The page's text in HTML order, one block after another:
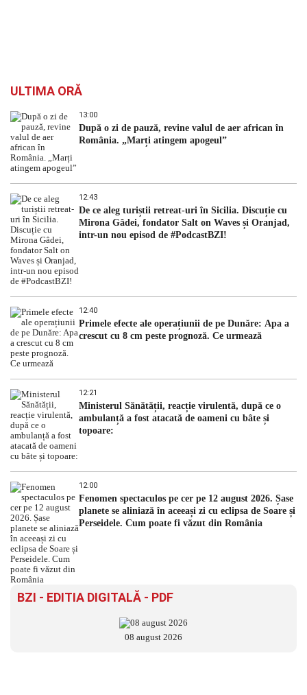
ULTIMA ORĂ
13:00
După o zi de pauză, revine valul de aer african în
România. „Marți atingem apogeul”
12:43
De ce aleg turiștii retreat-uri în Sicilia. Discuție cu
Mirona Gâdei, fondator Salt on Waves și Oranjad,
intr-un nou episod de #PodcastBZI!
12:40
Primele efecte ale operațiunii de pe Dunăre: Apa a
crescut cu 8 cm peste prognoză. Ce urmează
12:21
Ministerul Sănătății, reacție virulentă, după ce o
ambulanță a fost atacată de oameni cu bâte și
topoare:
12:00
Fenomen spectaculos pe cer pe 12 august 2026. Șase
planete se aliniază în aceeași zi cu eclipsa de Soare și
Perseidele. Cum poate fi văzut din România
BZI - EDITIA DIGITALĂ - PDF
08 august 2026